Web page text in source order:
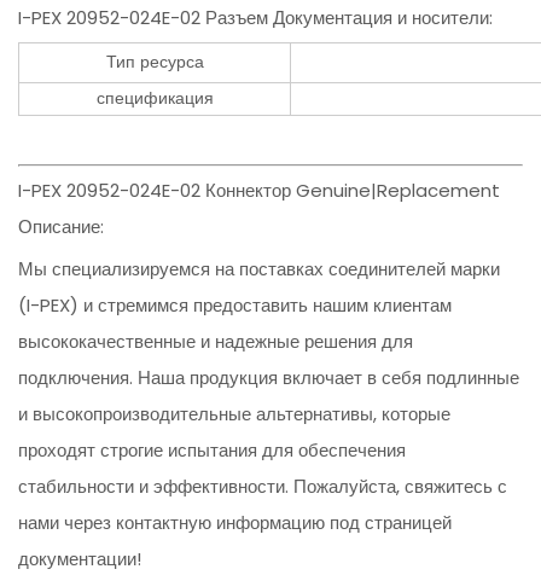
I-PEX 20952-024E-02 Разъем Документация и носители:
Тип ресурса
спецификация
I-PEX 20952-024E-02 Коннектор Genuine|Replacement
Описание:
Мы специализируемся на поставках соединителей марки
(I-PEX) и стремимся предоставить нашим клиентам
высококачественные и надежные решения для
подключения. Наша продукция включает в себя подлинные
и высокопроизводительные альтернативы, которые
проходят строгие испытания для обеспечения
стабильности и эффективности. Пожалуйста, свяжитесь с
нами через контактную информацию под страницей
документации!